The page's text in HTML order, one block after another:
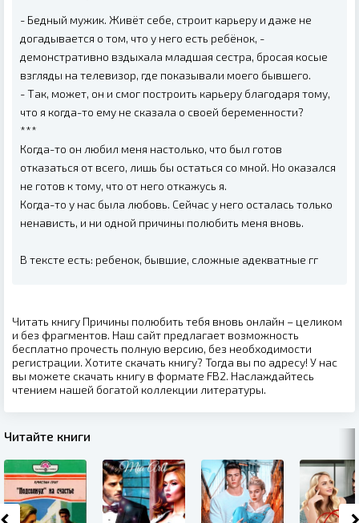
- Бедный мужик. Живёт себе, строит карьеру и даже не
догадывается о том, что у него есть ребёнок, -
демонстративно вздыхала младшая сестра, бросая косые
взгляды на телевизор, где показывали моего бывшего.
- Так, может, он и смог построить карьеру благодаря тому,
что я когда-то ему не сказала о своей беременности?
***
Когда-то он любил меня настолько, что был готов
отказаться от всего, лишь бы остаться со мной. Но оказался
не готов к тому, что от него откажусь я.
Когда-то у нас была любовь. Сейчас у него осталась только
ненависть, и ни одной причины полюбить меня вновь.
В тексте есть: ребенок, бывшие, сложные адекватные гг
Читать книгу Причины полюбить тебя вновь онлайн – целиком
и без фрагментов. Наш сайт предлагает возможность
бесплатно прочесть полную версию, без необходимости
регистрации. Хотите скачать книгу? Тогда вы по адресу! У нас
вы можете скачать книгу в формате FB2. Наслаждайтесь
чтением нашей богатой коллекции литературы.
Читайте книги